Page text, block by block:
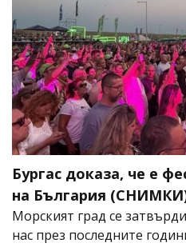
Бургас доказа, че е
на България
Морският град се
нас през последните